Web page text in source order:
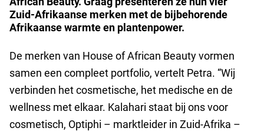
Zuid-Afrikaanse merken met de bijbehorende
Afrikaanse warmte en plantenpower.
De merken van House of African Beauty vormen
samen een compleet portfolio, vertelt Petra. “Wij
verbinden het cosmetische, het medische en de
wellness met elkaar. Kalahari staat bij ons voor
cosmetisch, Optiphi – marktleider in Zuid-Afrika –